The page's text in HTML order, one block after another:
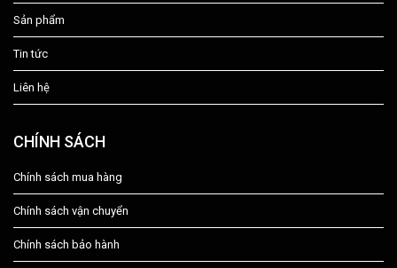
Sản phẩm
Tin tức
Liên hệ
CHÍNH SÁCH
Chính sách mua hàng
Chính sách vận chuyển
Chính sách bảo hành